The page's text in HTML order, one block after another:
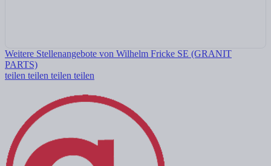
Weitere Stellenangebote von Wilhelm Fricke SE (GRANIT
PARTS)
teilen teilen teilen teilen